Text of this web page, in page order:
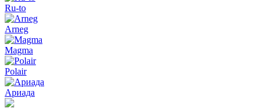
Ru-to
Arneg
Magma
Polair
Ариада